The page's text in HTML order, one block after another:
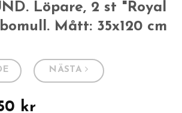
Löpare, 2 st "Royal
Mått: 35x120 cm
NÄSTA
kr